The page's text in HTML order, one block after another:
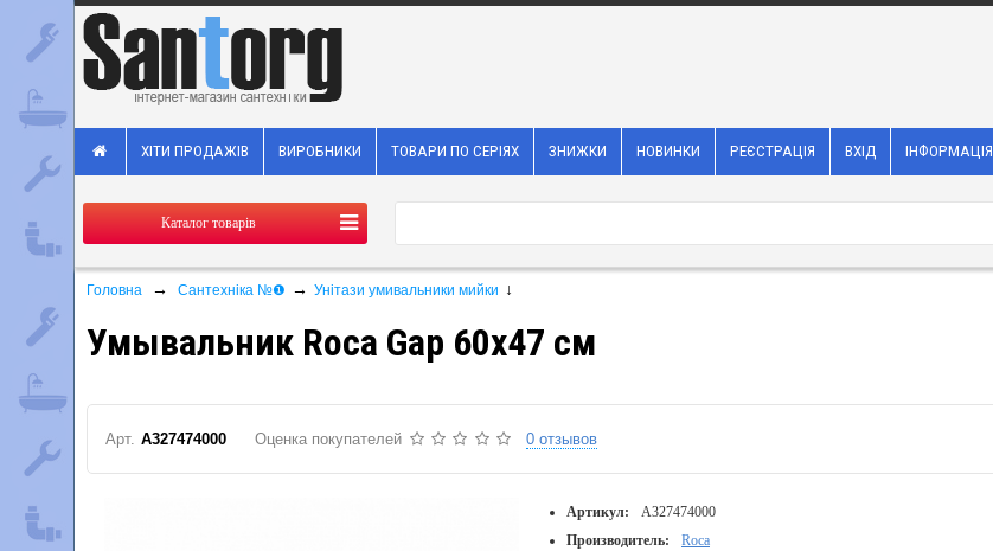
ХІТИ ПРОДАЖІВ ВИРОБНИКИ ТОВАРИ ПО СЕРІЯХ ЗНИЖКИ НОВИНКИ РЕЄСТРАЦІЯ ВХІД ІНФОРМАЦІЯ
Каталог товарів
Головна → Сантехніка №❶ → Унітази умивальники мийки ↓
Умывальник Roca Gap 60x47 см
Арт. A327474000 Оценка покупателей 0 отзывов
Артикул:
A327474000
Производитель:
Roca